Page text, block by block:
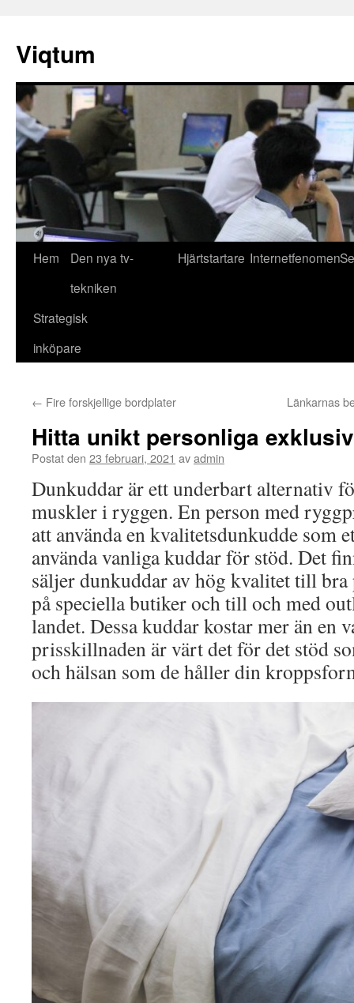
innehåll
Viqtum
Hem
Den nya tv-
tekniken
Hjärtstartare Internetfenomen
Strategisk
inköpare
← Fire forskjellige bordplater Länkarnas
Hitta unikt personliga
Postat den 23 februari, 2021 avadmin
Dunkuddar är ett underbart alternativ
muskler i ryggen. En person med
att använda en kvalitetsdunkudde som
använda vanliga kuddar för stöd. Det
säljer dunkuddar av hög kvalitet till bra
på speciella butiker och till och med
landet. Dessa kuddar kostar mer än en
prisskillnaden är värt det för det stöd
och hälsan som de håller din